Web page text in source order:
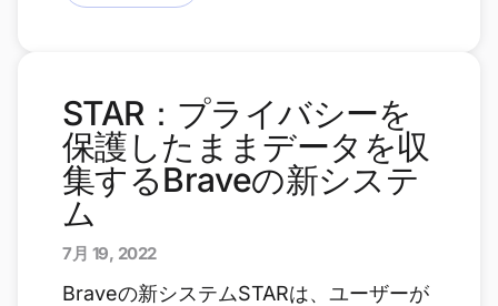
STAR：プライバシーを
保護したままデータを収
集するBraveの新システ
ム
7月 19, 2022
Braveの新システムSTARは、ユーザーが